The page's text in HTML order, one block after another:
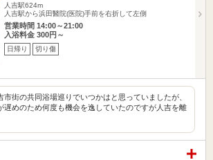
人吉駅624m
人吉駅から浜田醫院(医院)手前を右折して左側
営業時間 14:00～21:00
入浴料金 300円～
日帰り 切り傷
市街の共同浴場巡りでいつかはと思っていましたが、
遅めのため何度も機会を逸していたのですが人吉を離